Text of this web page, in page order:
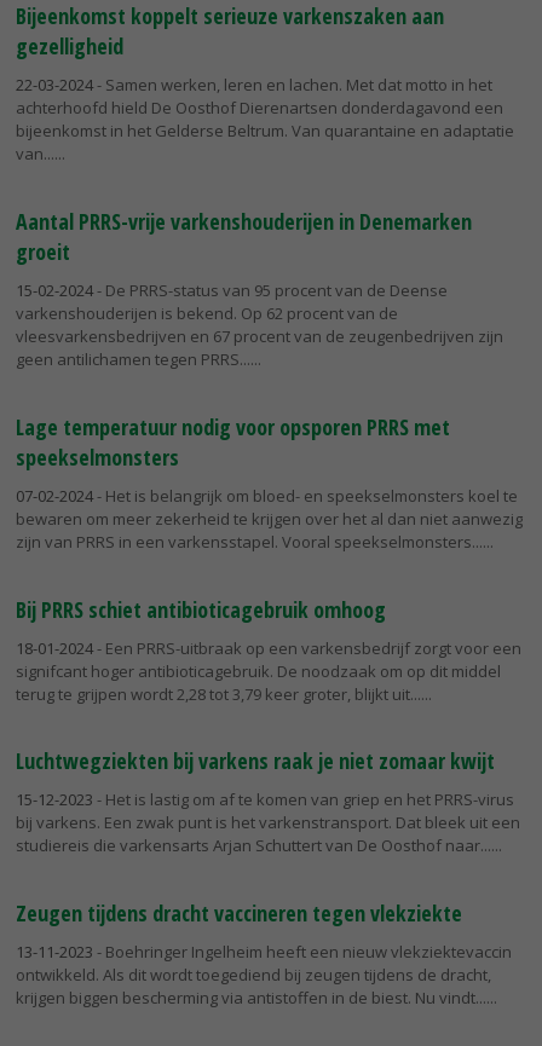
Bijeenkomst koppelt serieuze varkenszaken aan
gezelligheid
22-03-2024- Samen werken, leren en lachen. Met dat motto in het
achterhoofd hield De Oosthof Dierenartsen donderdagavond een
bijeenkomst in het Gelderse Beltrum. Van quarantaine en adaptatie
van...
Aantal PRRS-vrije varkenshouderijen in Denemarken
groeit
15-02-2024- De PRRS-status van 95 procent van de Deense
varkenshouderijen is bekend. Op 62 procent van de
vleesvarkensbedrijven en 67 procent van de zeugenbedrijven zijn
geen antilichamen tegen PRRS...
Lage temperatuur nodig voor opsporen PRRS met
speekselmonsters
07-02-2024- Het is belangrijk om bloed- en speekselmonsters koel te
bewaren om meer zekerheid te krijgen over het al dan niet aanwezig
zijn van PRRS in een varkensstapel. Vooral speekselmonsters...
Bij PRRS schiet antibioticagebruik omhoog
18-01-2024- Een PRRS-uitbraak op een varkensbedrijf zorgt voor een
signifcant hoger antibioticagebruik. De noodzaak om op dit middel
terug te grijpen wordt 2,28 tot 3,79 keer groter, blijkt uit...
Luchtwegziekten bij varkens raak je niet zomaar kwijt
15-12-2023 - Het is lastig om af te komen van griep en het PRRS-virus
bij varkens. Een zwak punt is het varkenstransport. Dat bleek uit een
studiereis die varkensarts Arjan Schuttert van De Oosthof naar...
Zeugen tijdens dracht vaccineren tegen vlekziekte
13-11-2023 - Boehringer Ingelheim heeft een nieuw vlekziektevaccin
ontwikkeld. Als dit wordt toegediend bij zeugen tijdens de dracht,
krijgen biggen bescherming via antistoffen in de biest. Nu vindt...